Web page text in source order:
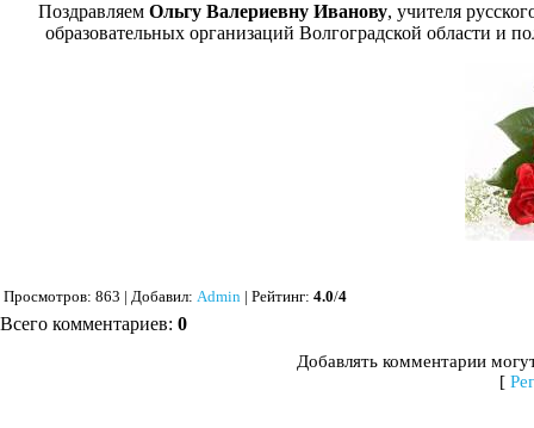
Поздравляем Ольгу Валериевну Иванову, учителя
образовательных организаций Волгоградской области и
Просмотров: 863 | Добавил: Admin | Рейтинг: 4.0/4
Всего комментариев: 0
Добавлять комментарии
[